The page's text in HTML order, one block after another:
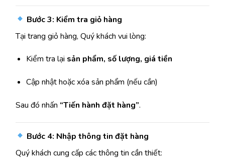
Bước 3: Kiểm tra giỏ hàng
Tại trang giỏ hàng, Quý khách vui lòng:
Kiểm tra lại sản phẩm, số lượng, giá tiền
Cập nhật hoặc xóa sản phẩm (nếu cần)
Sau đó nhấn “Tiến hành đặt hàng”.
Bước 4: Nhập thông tin đặt hàng
Quý khách cung cấp các thông tin cần thiết: